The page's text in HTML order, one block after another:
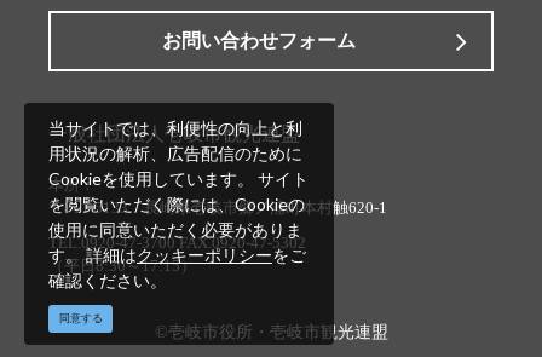
お問い合わせフォーム
一般社団法人壱岐市観光連盟
本所：
〒811-5133 長崎県壱岐市郷ノ浦町本村触620-1
TEL.0920-47-3700 FAX.0920-47-5302
（平日8:30～17:15）
©壱岐市役所・壱岐市観光連盟
当サイトでは、利便性の向上と利
用状況の解析、広告配信のために
Cookieを使用しています。 サイト
を閲覧いただく際には、Cookieの
使用に同意いただく必要がありま
す。 詳細はクッキーポリシーをご
確認ください。
同意する